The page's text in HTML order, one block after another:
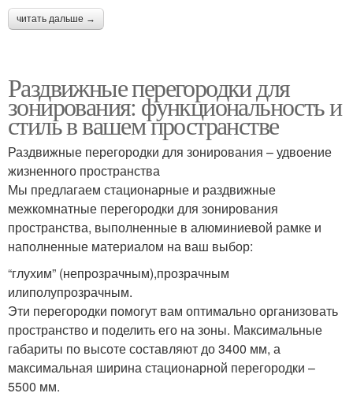
читать дальше →
Раздвижные перегородки для
зонирования: функциональность и
стиль в вашем пространстве
Раздвижные перегородки для зонирования – удвоение
жизненного пространства
Мы предлагаем стационарные и раздвижные
межкомнатные перегородки для зонирования
пространства, выполненные в алюминиевой рамке и
наполненные материалом на ваш выбор:
“глухим” (непрозрачным),прозрачным
илиполупрозрачным.
Эти перегородки помогут вам оптимально организовать
пространство и поделить его на зоны. Максимальные
габариты по высоте составляют до 3400 мм, а
максимальная ширина стационарной перегородки –
5500 мм.